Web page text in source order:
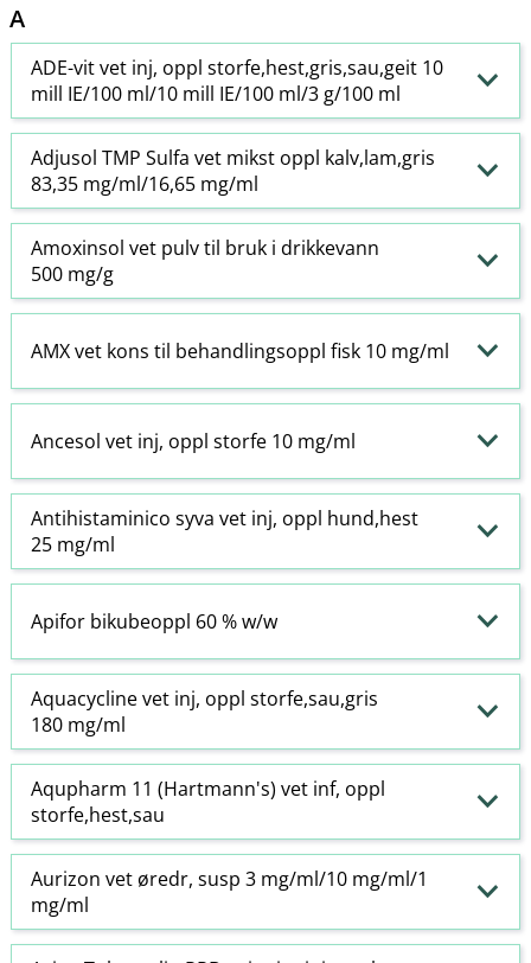
A
ADE-vit vet inj, oppl storfe,hest,gris,sau,geit 10
mill IE/100 ml/10 mill IE/100 ml/3 g/100 ml
Adjusol TMP Sulfa vet mikst oppl kalv,lam,gris
83,35 mg/ml/16,65 mg/ml
Amoxinsol vet pulv til bruk i drikkevann
500 mg/g
AMX vet kons til behandlingsoppl fisk 10 mg/ml
Ancesol vet inj, oppl storfe 10 mg/ml
Antihistaminico syva vet inj, oppl hund,hest
25 mg/ml
Apifor bikubeoppl 60 % w​/​w
Aquacycline vet inj, oppl storfe,sau,gris
180 mg/ml
Aqupharm 11 (Hartmann's) vet inf, oppl
storfe,hest,sau
Aurizon vet øredr, susp 3 mg/ml/10 mg/ml/1
mg/ml